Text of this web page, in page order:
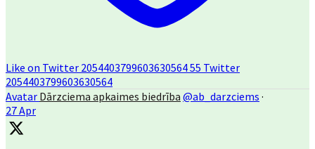
Like on Twitter 205440379960363056455 Twitter
2054403799603630564
Avatar Dārzciema apkaimes biedrība @ab_darzciems ·
27 Apr